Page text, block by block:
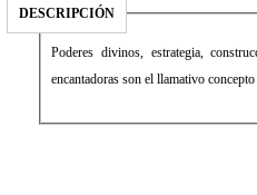
DESCRIPCIÓN
Poderes divinos, estrategia,
encantadoras son el llamativo